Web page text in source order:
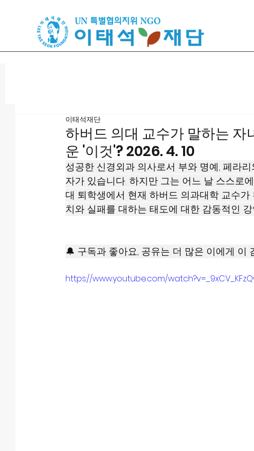
하버드 의대 교수가 말하는
운 '이것'? 2026. 4. 10
이태석재단
성공한 신경외과 의사로서 부와 명예, 페라
자가 있습니다. 하지만 그는 어느 날 스스로
대 퇴학생에서 현재 하버드 의과대학 교수
치와 실패를 대하는 태도에 대한 감동적인
🔔 구독과 좋아요, 공유는 더 많은 이에게 이
https://www.youtube.com/